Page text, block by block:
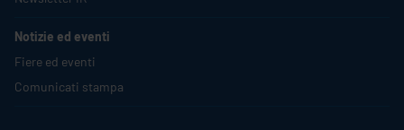
Notizie ed eventi
Fiere ed eventi
Comunicati stampa